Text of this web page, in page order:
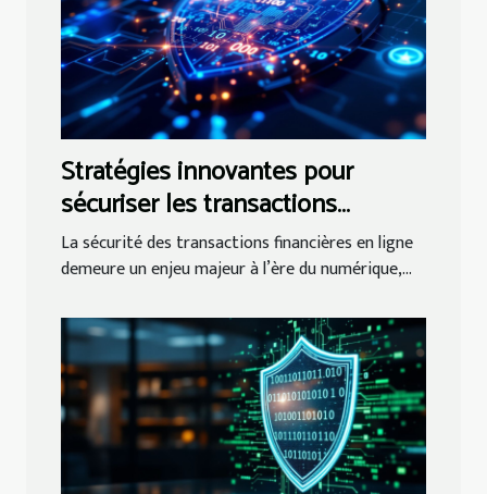
Stratégies innovantes pour
sécuriser les transactions
financières en ligne
La sécurité des transactions financières en ligne
demeure un enjeu majeur à l’ère du numérique,...